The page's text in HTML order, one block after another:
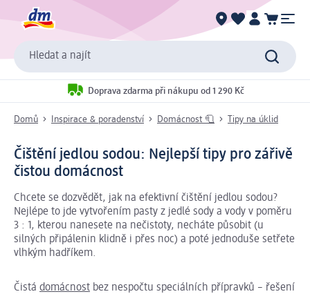
Hledat a najít
Doprava zdarma při nákupu od 1 290 Kč
Domů Inspirace & poradenství Domácnost 🧻 Tipy na úklid
Čištění jedlou sodou: Nejlepší tipy pro zářivě
čistou domácnost
Chcete se dozvědět, jak na efektivní čištění jedlou sodou?
Nejlépe to jde vytvořením pasty z jedlé sody a vody v poměru
3 : 1, kterou nanesete na nečistoty, necháte působit (u
silných připálenin klidně i přes noc) a poté jednoduše setřete
vlhkým hadříkem.
Čistá domácnost bez nespočtu speciálních přípravků – řešení